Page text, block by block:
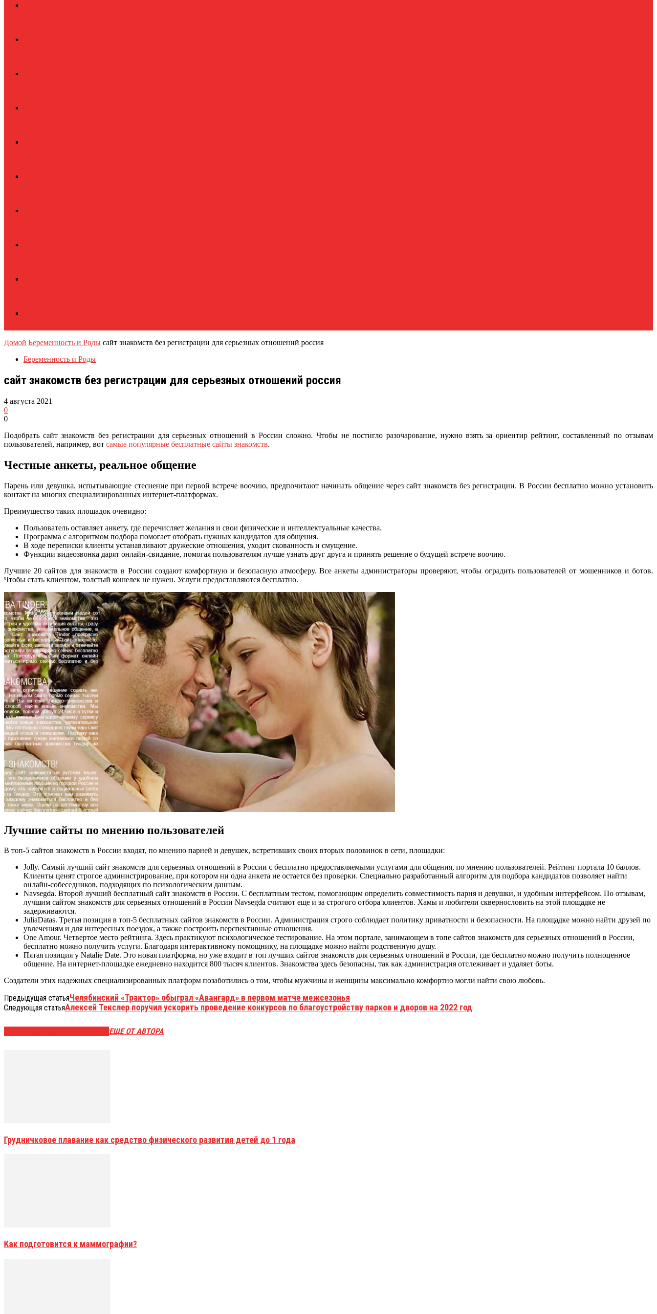
Домой Беременность и Роды сайт знакомств без регистрации для серьезных отношений россия
Беременность и Роды
сайт знакомств без регистрации для серьезных отношений россия
4 августа 2021
0
0
Подобрать сайт знакомств без регистрации для серьезных отношений в России сложно. Чтобы не постигло разочарование, нужно взять за ориентир рейтинг, составленный по отзывам
пользователей, например, вот самые популярные бесплатные сайты знакомств.
Честные анкеты, реальное общение
Парень или девушка, испытывающие стеснение при первой встрече воочию, предпочитают начинать общение через сайт знакомств без регистрации. В России бесплатно можно установить
контакт на многих специализированных интернет-платформах.
Преимущество таких площадок очевидно:
Пользователь оставляет анкету, где перечисляет желания и свои физические и интеллектуальные качества.
Программа с алгоритмом подбора помогает отобрать нужных кандидатов для общения.
В ходе переписки клиенты устанавливают дружеские отношения, уходит скованность и смущение.
Функции видеозвонка дарят онлайн-свидание, помогая пользователям лучше узнать друг друга и принять решение о будущей встрече воочию.
Лучшие 20 сайтов для знакомств в России создают комфортную и безопасную атмосферу. Все анкеты администраторы проверяют, чтобы оградить пользователей от мошенников и ботов.
Чтобы стать клиентом, толстый кошелек не нужен. Услуги предоставляются бесплатно.
Лучшие сайты по мнению пользователей
В топ-5 сайтов знакомств в России входят, по мнению парней и девушек, встретивших своих вторых половинок в сети, площадки:
Jolly. Самый лучший сайт знакомств для серьезных отношений в России с бесплатно предоставляемыми услугами для общения, по мнению пользователей. Рейтинг портала 10 баллов.
Клиенты ценят строгое администрирование, при котором ни одна анкета не остается без проверки. Специально разработанный алгоритм для подбора кандидатов позволяет найти
онлайн-собеседников, подходящих по психологическим данным.
Navsegda. Второй лучший бесплатный сайт знакомств в России. С бесплатным тестом, помогающим определить совместимость парня и девушки, и удобным интерфейсом. По отзывам,
лучшим сайтом знакомств для серьезных отношений в России Navsegda считают еще и за строгого отбора клиентов. Хамы и любители сквернословить на этой площадке не
задерживаются.
JuliaDatas. Третья позиция в топ-5 бесплатных сайтов знакомств в России. Администрация строго соблюдает политику приватности и безопасности. На площадке можно найти друзей по
увлечениям и для интересных поездок, а также построить перспективные отношения.
One Amour. Четвертое место рейтинга. Здесь практикуют психологическое тестирование. На этом портале, занимающем в топе сайтов знакомств для серьезных отношений в России,
бесплатно можно получить услуги. Благодаря интерактивному помощнику, на площадке можно найти родственную душу.
Пятая позиция у Natalie Date. Это новая платформа, но уже входит в топ лучших сайтов знакомств для серьезных отношений в России, где бесплатно можно получить полноценное
общение. На интернет-площадке ежедневно находится 800 тысяч клиентов. Знакомства здесь безопасны, так как администрация отслеживает и удаляет боты.
Создатели этих надежных специализированных платформ позаботились о том, чтобы мужчины и женщины максимально комфортно могли найти свою любовь.
Предыдущая статьяЧелябинский «Трактор» обыграл «Авангард» в первом матче межсезонья
Следующая статьяАлексей Текслер поручил ускорить проведение конкурсов по благоустройству парков и дворов на 2022 год
ЕЩЕ ОТ АВТОРА
Грудничковое плавание как средство физического развития детей до 1 года
Как подготовится к маммографии?